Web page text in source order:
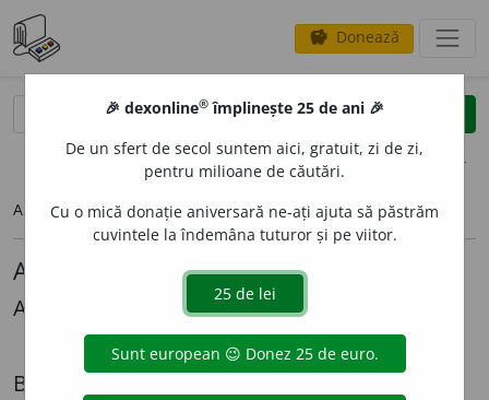
savings Donează
opțiuni
Articolul pe care îl căutați nu există.
Alte articole lingvistice
Alexandru Graur
Mi-ar *place
Biografii
🎉 dexonline® împlinește 25 de ani 🎉
De un sfert de secol suntem aici, gratuit, zi de zi,
pentru milioane de căutări.
Cu o mică donație aniversară ne-ați ajuta să păstrăm
cuvintele la îndemâna tuturor și pe viitor.